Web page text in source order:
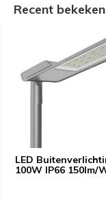
Recent bekeken
LED
100W IP66 150lm/